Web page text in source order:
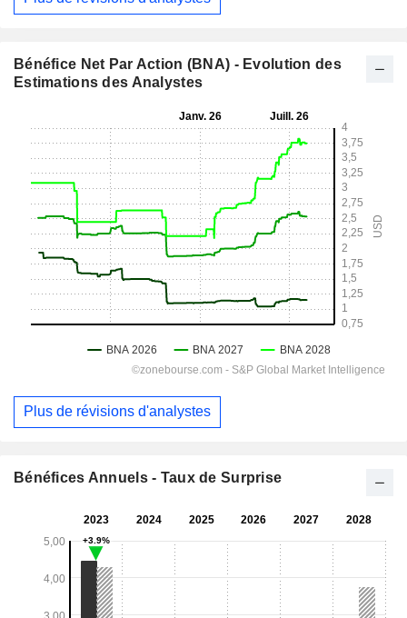
Bénéfice Net Par Action (BNA) - Evolution des
Estimations des Analystes
Plus de révisions d'analystes
Bénéfices Annuels - Taux de Surprise